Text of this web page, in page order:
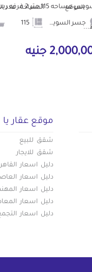
السويس الموقع
جسر السويس
المساحة عدد
جنيه
موقع عقار
شقق للبيع
شقق للايجار
دليل اسعار
دليل اسعار
دليل اسعار
دليل اسعار
دليل اسعار